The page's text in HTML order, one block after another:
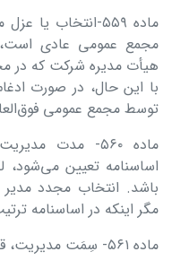
ماده ۵۵۹-انتخاب
مجمع عمومی عادی است،
هیأت مدیره شرکت که
با این حال، ‌در صورت
توسط مجمع عمومی
ماده ۵۶۰- مدت
اساسنامه تعیین می‌شود،
باشد. انتخاب مجدد
مگر اینکه در اساسنامه
ماده ۵۶۱- سِمَت مدیریت، قائم به شخص است.